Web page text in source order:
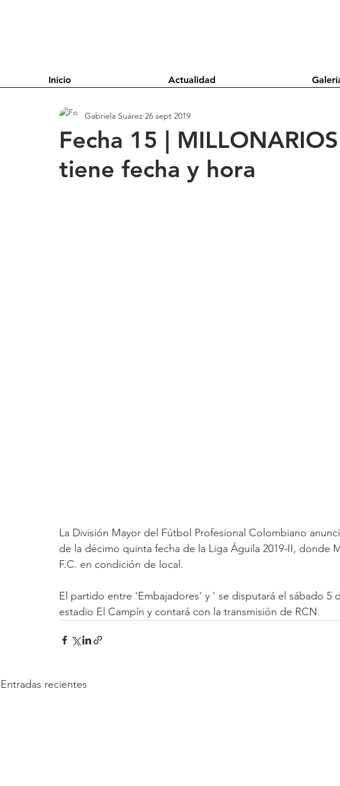
Inicio Actualidad
Fecha 15 |
tiene fecha y hora
Gabriela Suárez 26 sept 2019
La División Mayor del Fútbol Profesional Colombiano
de la décimo quinta fecha de la Liga Águila 2019-II, donde
F.C. en condición de local.
El partido entre 'Embajadores' y ' se disputará el sábado 5
estadio El Campín y contará con la transmisión de RCN.
Entradas recientes